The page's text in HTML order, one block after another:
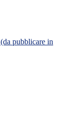
pubblicare in